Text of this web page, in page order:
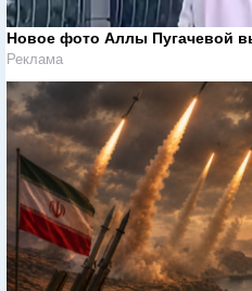
Новое фото Аллы Пугачевой
Реклама